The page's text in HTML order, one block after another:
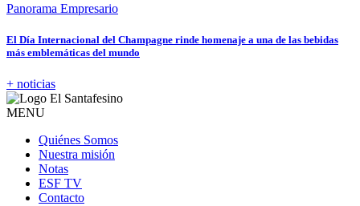
Panorama Empresario
El Día Internacional del Champagne rinde homenaje a una de las bebidas
más emblemáticas del mundo
+ noticias
MENU
Quiénes Somos
Nuestra misión
Notas
ESF TV
Contacto